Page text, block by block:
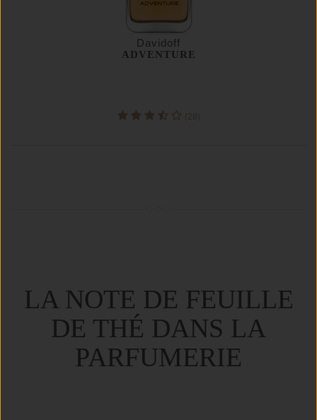
Davidoff
ADVENTURE
(28)
LA NOTE DE FEUILLE
DE THÉ DANS LA
PARFUMERIE